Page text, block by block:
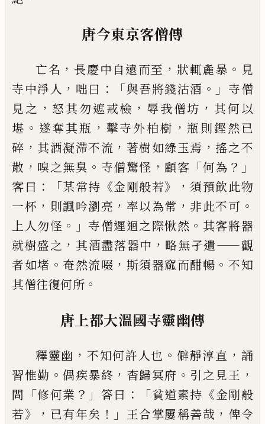
唐今東京客僧傳
亡名 ， 長慶中自遠而至 ， 狀輒麁暴 。 見
寺中淨人 ， 咄曰 ：「與吾將錢沽酒 。」 寺僧
見之 ， 怒其勿遮戒檢 ， 辱我僧坊 ， 其何以
堪 。 遂奪其瓶 ， 擊寺外柏樹 ，瓶則鏗然已
碎 ，其酒凝滯不流 ， 著樹如綠玉焉 ， 搖之不
散 ， 嗅之無臭 。 寺僧驚怪 ， 顧客 「何為 ？」
客曰 ：「某常持 《金剛般若》， 須預飲此物
一杯 ， 則諷吟瀏亮 ， 率以為常 ， 非此不可 。
上人勿怪 。」 寺僧遲迴之際愀然 。 其客將器
就樹盛之 ，其酒盡落器中 ， 略無孑遺——觀
者如堵 。奄然流啜 ， 斯須器窳而酣暢 。不知
其僧往復何所 。
唐上都大溫國寺靈幽傳
釋靈幽 ， 不知何許人也 。 僻靜淳直 ， 誦
習惟勤 。偶疾暴終 ， 杳歸冥府 。 引之見王 ，
問 「修何業 ？」 答曰 ：「貧道素持 《金剛般
若》， 已有年矣 ！」 王合掌屢稱善哉 ， 俾令